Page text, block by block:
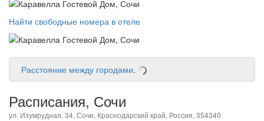
Найти свободные номера в отеле
Расстояние между городами.
Расписания, Сочи
ул. Изумрудная, 34, Сочи, Краснодарский край, Россия, 354340